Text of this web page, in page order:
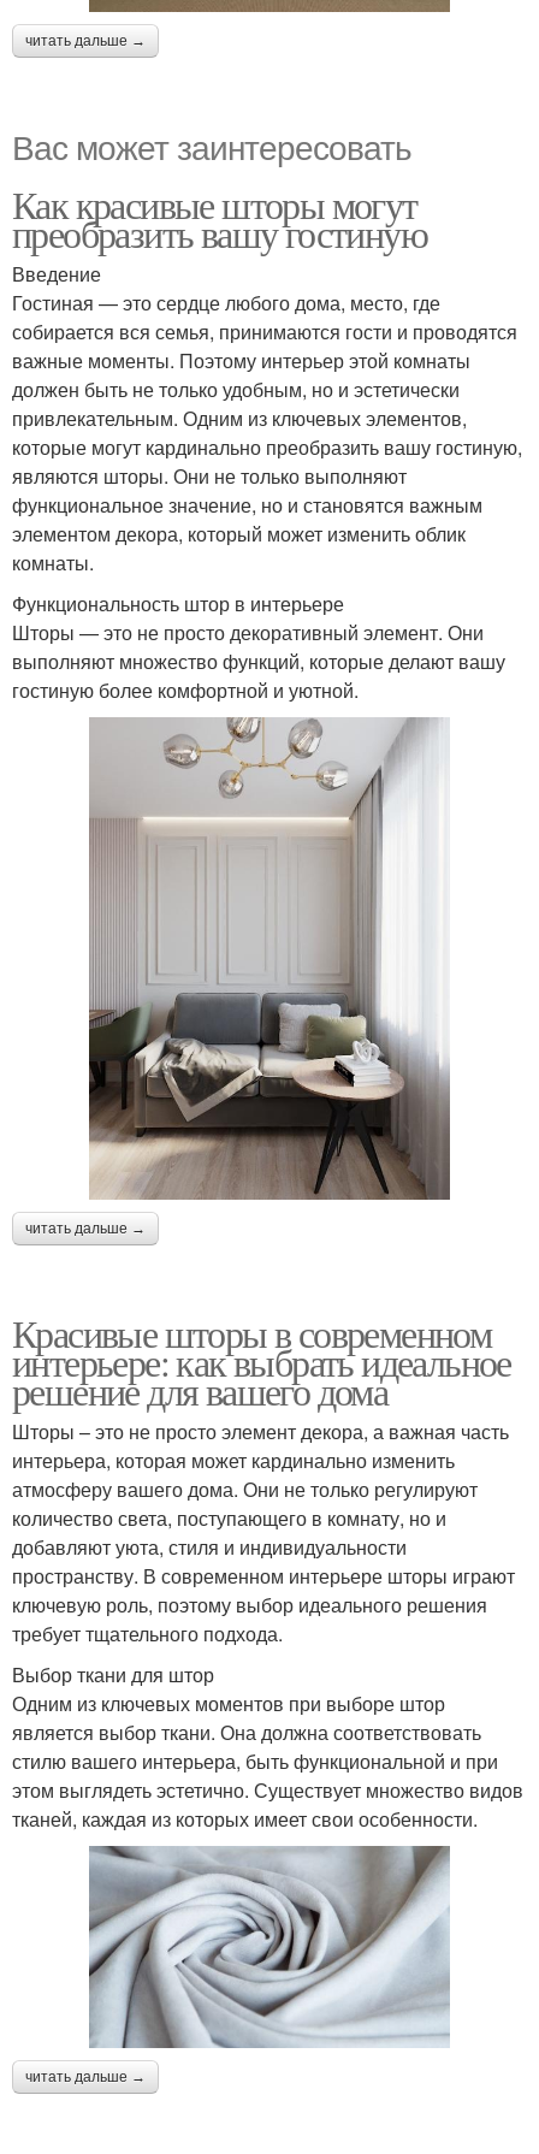
читать дальше →
Вас может заинтересовать
Как красивые шторы могут
преобразить вашу гостиную
Введение
Гостиная — это сердце любого дома, место, где
собирается вся семья, принимаются гости и проводятся
важные моменты. Поэтому интерьер этой комнаты
должен быть не только удобным, но и эстетически
привлекательным. Одним из ключевых элементов,
которые могут кардинально преобразить вашу гостиную,
являются шторы. Они не только выполняют
функциональное значение, но и становятся важным
элементом декора, который может изменить облик
комнаты.
Функциональность штор в интерьере
Шторы — это не просто декоративный элемент. Они
выполняют множество функций, которые делают вашу
гостиную более комфортной и уютной.
читать дальше →
Красивые шторы в современном
интерьере: как выбрать идеальное
решение для вашего дома
Шторы – это не просто элемент декора, а важная часть
интерьера, которая может кардинально изменить
атмосферу вашего дома. Они не только регулируют
количество света, поступающего в комнату, но и
добавляют уюта, стиля и индивидуальности
пространству. В современном интерьере шторы играют
ключевую роль, поэтому выбор идеального решения
требует тщательного подхода.
Выбор ткани для штор
Одним из ключевых моментов при выборе штор
является выбор ткани. Она должна соответствовать
стилю вашего интерьера, быть функциональной и при
этом выглядеть эстетично. Существует множество видов
тканей, каждая из которых имеет свои особенности.
читать дальше →